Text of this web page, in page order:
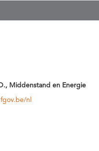
Middenstand en Energie
nl